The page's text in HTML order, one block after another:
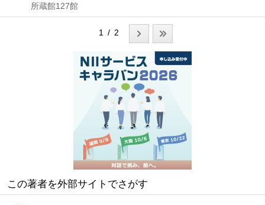
所蔵館127館
1 / 2
この著者を外部サイトでさがす